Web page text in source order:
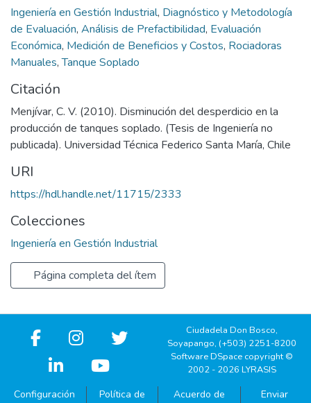
Ingeniería en Gestión Industrial, Diagnóstico y Metodología
de Evaluación, Análisis de Prefactibilidad, Evaluación
Económica, Medición de Beneficios y Costos, Rociadoras
Manuales,Tanque Soplado
Citación
Menjívar, C. V. (2010). Disminución del desperdicio en la
producción de tanques soplado. (Tesis de Ingeniería no
publicada). Universidad Técnica Federico Santa María, Chile
URI
https://hdl.handle.net/11715/2333
Colecciones
Ingeniería en Gestión Industrial
Página completa del ítem
Ciudadela Don Bosco,
Soyapango, (+503) 2251-8200
Software DSpace copyright ©
2002 - 2026 LYRASIS
Configuración
Política de
Acuerdo de
Enviar